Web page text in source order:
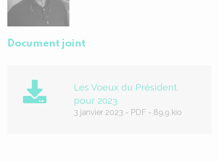
Document joint
Les Voeux du Président
pour 2023
3 janvier 2023 - PDF - 89.9 kio